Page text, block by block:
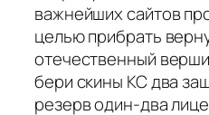
важнейших сайтов
целью прибрать
отечественный
бери скины КС два
резерв один-два